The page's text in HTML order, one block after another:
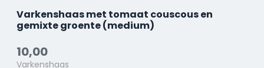
Varkenshaas met tomaat couscous en
gemixte groente (medium)
10,00
Varkenshaas